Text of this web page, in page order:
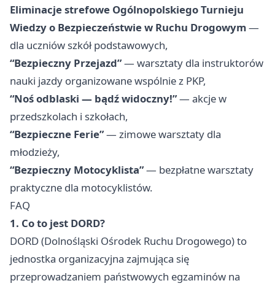
Eliminacje strefowe Ogólnopolskiego Turnieju
Wiedzy o Bezpieczeństwie w Ruchu Drogowym—
dla uczniów szkół podstawowych,
“Bezpieczny Przejazd”— warsztaty dla instruktorów
nauki jazdy organizowane wspólnie z PKP,
“Noś odblaski — bądź widoczny!”— akcje w
przedszkolach i szkołach,
“Bezpieczne Ferie”— zimowe warsztaty dla
młodzieży,
“Bezpieczny Motocyklista”— bezpłatne warsztaty
praktyczne dla motocyklistów.
FAQ
1. Co to jest DORD?
DORD (Dolnośląski Ośrodek Ruchu Drogowego) to
jednostka organizacyjna zajmująca się
przeprowadzaniem państwowych egzaminów na